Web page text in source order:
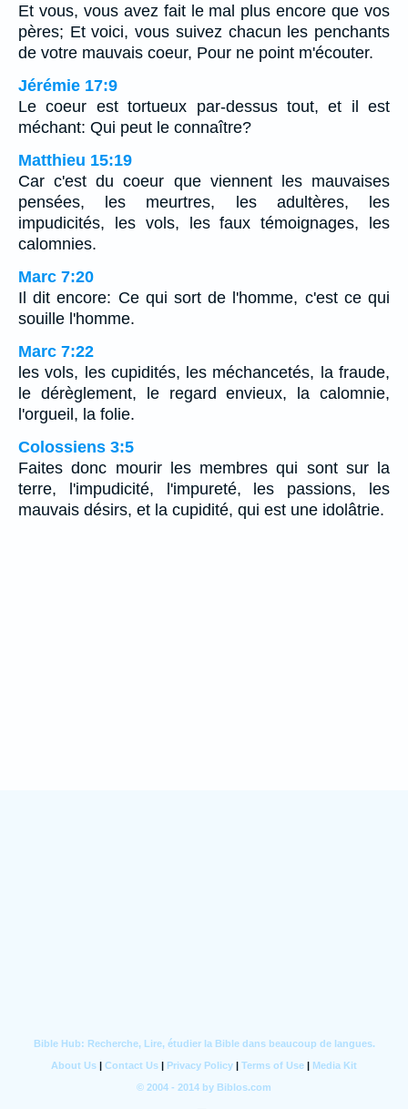
Et vous, vous avez fait le mal plus encore que vos
pères; Et voici, vous suivez chacun les penchants
de votre mauvais coeur, Pour ne point m'écouter.
Jérémie 17:9
Le coeur est tortueux par-dessus tout, et il est
méchant: Qui peut le connaître?
Matthieu 15:19
Car c'est du coeur que viennent les mauvaises
pensées, les meurtres, les adultères, les
impudicités, les vols, les faux témoignages, les
calomnies.
Marc 7:20
Il dit encore: Ce qui sort de l'homme, c'est ce qui
souille l'homme.
Marc 7:22
les vols, les cupidités, les méchancetés, la fraude,
le dérèglement, le regard envieux, la calomnie,
l'orgueil, la folie.
Colossiens 3:5
Faites donc mourir les membres qui sont sur la
terre, l'impudicité, l'impureté, les passions, les
mauvais désirs, et la cupidité, qui est une idolâtrie.